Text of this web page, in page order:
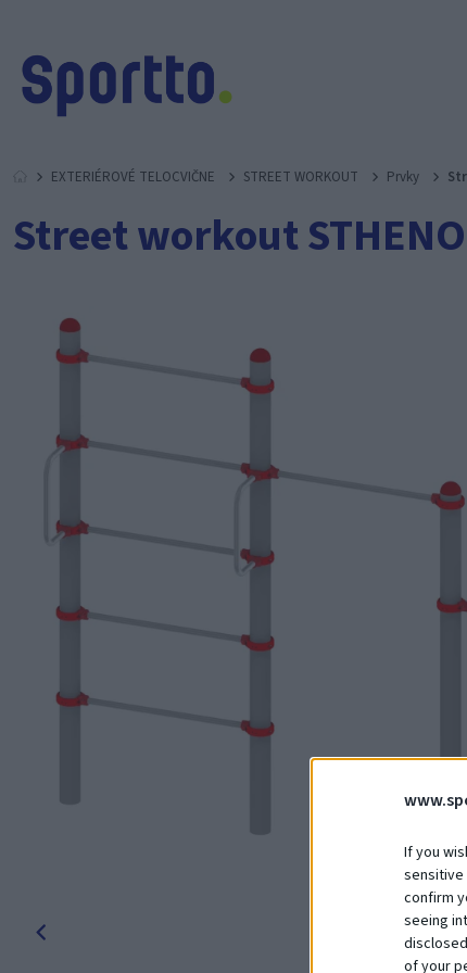
If you
confirm
seeing
of your
EXTERIÉROVÉ TELOCVIČNE STREET WORKOUT Prvky
Street workout